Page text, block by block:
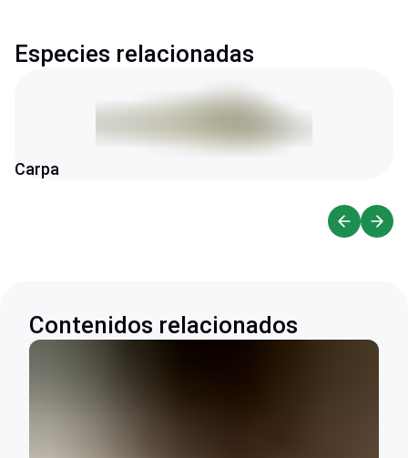
Especies relacionadas
Carpa
Contenidos relacionados